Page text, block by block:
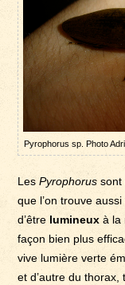
Pyrophorus sp. Photo
LesPyrophorus sont
que l’on trouve
d’être lumineux à la
façon bien plus
vive lumière verte
et d’autre du thorax,